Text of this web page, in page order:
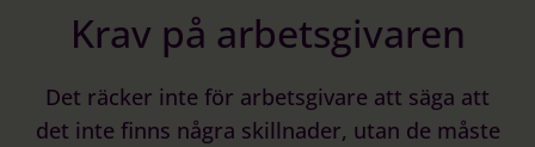
Krav på arbetsgivaren
Det räcker inte för arbetsgivare att säga att
det inte finns några skillnader, utan de måste